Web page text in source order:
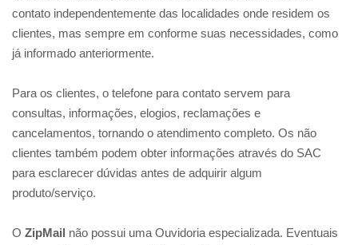
contato independentemente das localidades onde residem os
clientes, mas sempre em conforme suas necessidades, como
já informado anteriormente.
Para os clientes, o telefone para contato servem para
consultas, informações, elogios, reclamações e
cancelamentos, tornando o atendimento completo. Os não
clientes também podem obter informações através do SAC
para esclarecer dúvidas antes de adquirir algum
produto/serviço.
O ZipMail não possui uma Ouvidoria especializada. Eventuais